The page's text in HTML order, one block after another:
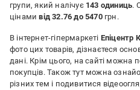
групи, який налічує 143 одиниць.
цінамивід 32.76 до 5470грн.
В інтернет-гіпермаркеті Епіцентр К
фото цих товарів, дізнаєтеся
дані. Крім цього, на сайті можна
покупців. Також тут можна
різних тем і подивитися